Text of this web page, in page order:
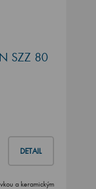
SZZ 80
DETAIL
a keramickým